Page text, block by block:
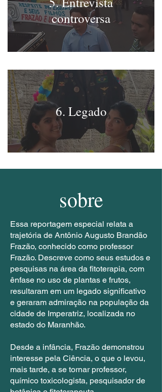
controversa
6. Legado
sobre
Essa reportagem especial relata a
trajetória de Antônio Augusto Brandão
Frazão, conhecido como professor
Frazão. Descreve como seus estudos e
pesquisas na área da fitoterapia, com
ênfase no uso de plantas e frutos,
resultaram em um legado significativo
e geraram admiração na população da
cidade de Imperatriz, localizada no
estado do Maranhão.
Desde a infância, Frazão demonstrou
interesse pela Ciência, o que o levou,
mais tarde, a se tornar professor,
químico toxicologista, pesquisador de